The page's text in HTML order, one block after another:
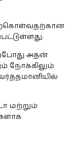
அதன்
நோக்கிலும்
மற்றும்